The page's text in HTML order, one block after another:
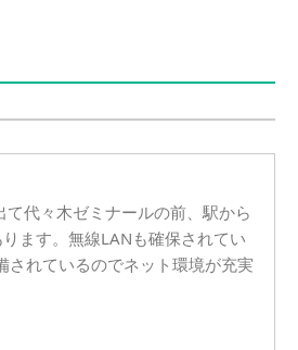
て代々木ゼミナールの前、駅から
ます。無線LANも確保されてい
されているのでネット環境が充実